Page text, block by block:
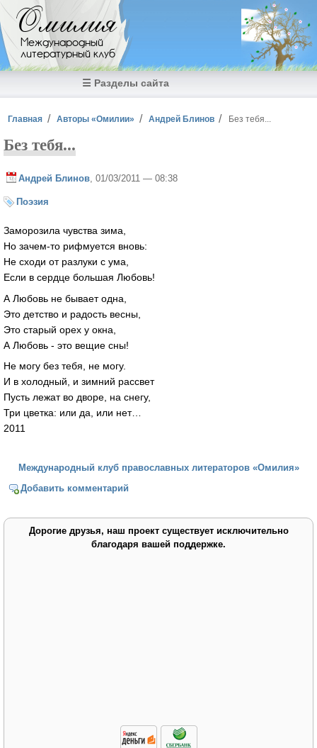
Перейти к основному содержанию
Омилия
Международный
литературный клуб
☰ Разделы сайта
Вы здесь
Главная Авторы «Омилии» Андрей Блинов Без тебя...
Без тебя...
Андрей Блинов , 01/03/2011 — 08:38
Поэзия
Заморозила чувства зима,
Но зачем-то рифмуется вновь:
Не сходи от разлуки с ума,
Если в сердце большая Любовь!
А Любовь не бывает одна,
Это детство и радость весны,
Это старый орех у окна,
А Любовь - это вещие сны!
Не могу без тебя, не могу.
И в холодный, и зимний рассвет
Пусть лежат во дворе, на снегу,
Три цветка: или да, или нет…
2011
Международный клуб православных литераторов «Омилия»
Добавить комментарий
Дорогие друзья, наш проект существует исключительно
благодаря вашей поддержке.